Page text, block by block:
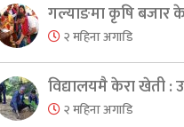
गल्याङमा कृषि बजार
२ महिना अगाडि
विद्यालयमै केरा खेती :
२ महिना अगाडि